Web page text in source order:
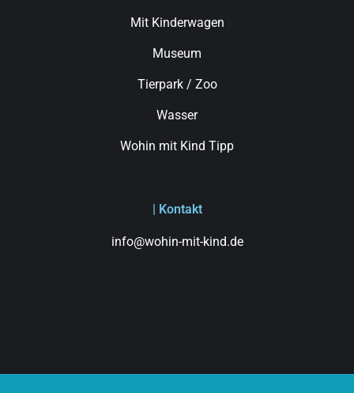
Mit Kinderwagen
Museum
Tierpark / Zoo
Wasser
Wohin mit Kind Tipp
| Kontakt
info@wohin-mit-kind.de